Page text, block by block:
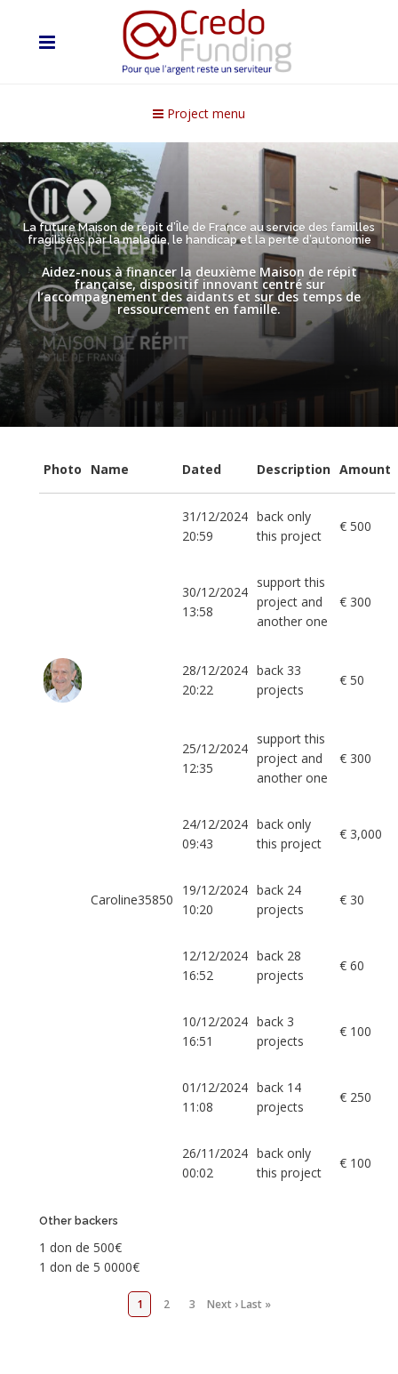
Project menu
La future Maison de répit d’Île de France au service des familles
fragilisées par la maladie, le handicap et la perte d’autonomie
Aidez-nous à financer la deuxième Maison de répit
française, dispositif innovant centré sur
l’accompagnement des aidants et sur des temps de
ressourcement en famille.
Photo Name Dated Description Amount
31/12/2024
20:59
back only
this project
€ 500
30/12/2024
13:58
support this
project and
another one
€ 300
28/12/2024
20:22
back 33
projects
€ 50
25/12/2024
12:35
support this
project and
another one
€ 300
24/12/2024
09:43
back only
this project
€ 3,000
Caroline35850
19/12/2024
10:20
back 24
projects
€ 30
12/12/2024
16:52
back 28
projects
€ 60
10/12/2024
16:51
back 3
projects
€ 100
01/12/2024
11:08
back 14
projects
€ 250
26/11/2024
00:02
back only
this project
€ 100
Other backers
1 don de 500€
1 don de 5 0000€
1 2 3 Next › Last »